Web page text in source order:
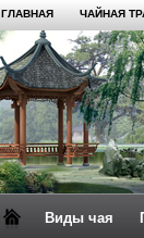
ГЛАВНАЯ ЧАЙНАЯ
Виды чая